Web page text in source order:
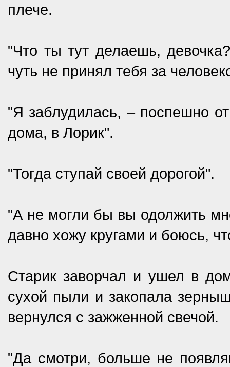
плече.
"Что ты тут делаешь,
чуть не принял тебя за
"Я заблудилась, – поспешно
дома, в Лорик".
"Тогда ступай своей дорогой".
"А не могли бы вы одолжить
давно хожу кругами и боюсь,
Старик заворчал и ушел в
сухой пыли и закопала
вернулся с зажженной свечой.
"Да смотри, больше не